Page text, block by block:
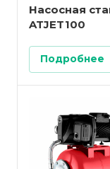
Насосная
ATJET100
Подробнее